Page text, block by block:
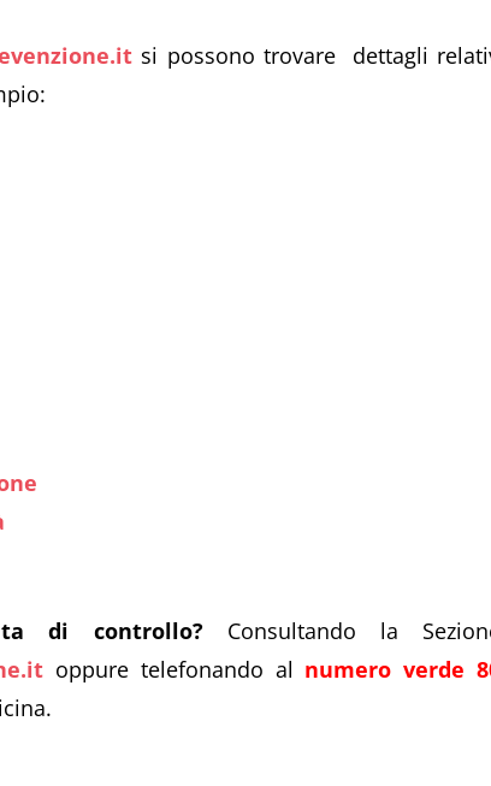
si possono trovare dettagli
di controllo?Consultando la
oppure telefonando al numero verde